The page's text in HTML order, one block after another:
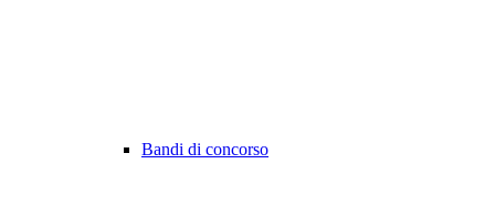
Bandi di concorso